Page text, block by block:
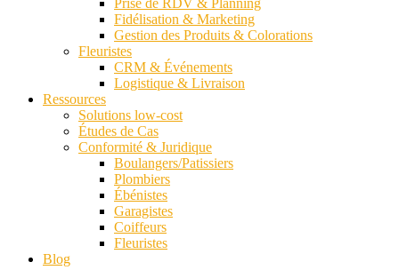
Prise de RDV & Planning
Fidélisation & Marketing
Gestion des Produits & Colorations
Fleuristes
CRM & Événements
Logistique & Livraison
Ressources
Solutions low-cost
Études de Cas
Conformité & Juridique
Boulangers/Patissiers
Plombiers
Ébénistes
Garagistes
Coiffeurs
Fleuristes
Blog